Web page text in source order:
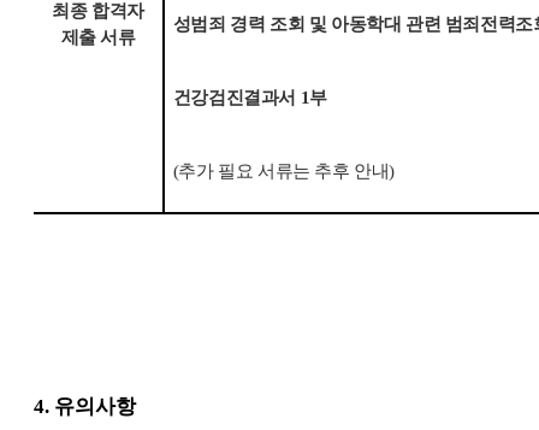
최종 합격자
제출 서류
성범죄 경력 조회 및 아동학대 관련 범죄전력
건강검진결과서 1부
(추가 필요 서류는 추후 안내)
4. 유의사항